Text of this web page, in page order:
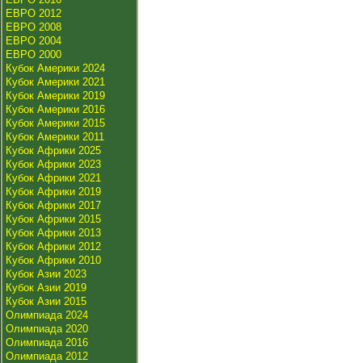
ЕВРО 2012
ЕВРО 2008
ЕВРО 2004
ЕВРО 2000
Кубок Америки 2024
Кубок Америки 2021
Кубок Америки 2019
Кубок Америки 2016
Кубок Америки 2015
Кубок Америки 2011
Кубок Африки 2025
Кубок Африки 2023
Кубок Африки 2021
Кубок Африки 2019
Кубок Африки 2017
Кубок Африки 2015
Кубок Африки 2013
Кубок Африки 2012
Кубок Африки 2010
Кубок Азии 2023
Кубок Азии 2019
Кубок Азии 2015
Олимпиада 2024
Олимпиада 2020
Олимпиада 2016
Олимпиада 2012